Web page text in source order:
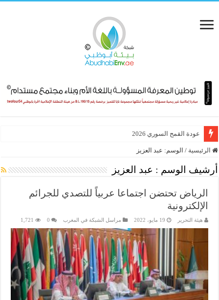
عودة القمح السوري 2026
الرئيسية / الوسم: عبد العزيز
أرشيف الوسم : عبد العزيز
الرياض تحتضن اجتماعا عربياً للتصدي للجرائم
الإلكترونية
هيئة التحرير 19 مايو، 2022 مراسل الشبكة في المغرب 0
1,721